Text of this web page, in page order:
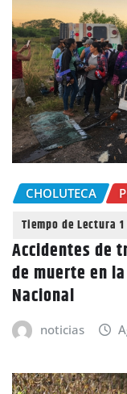
CHOLUTECA
Accidentes de
de muerte en
Nacional
noticias